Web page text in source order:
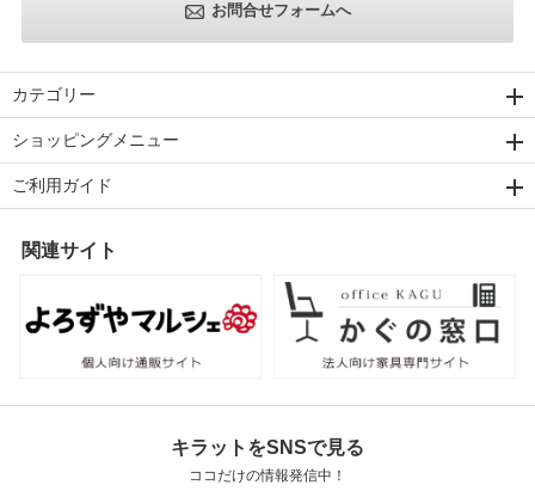
お問合せフォームへ
カテゴリー
ショッピングメニュー
ご利用ガイド
関連サイト
キラットをSNSで見る
ココだけの情報発信中！